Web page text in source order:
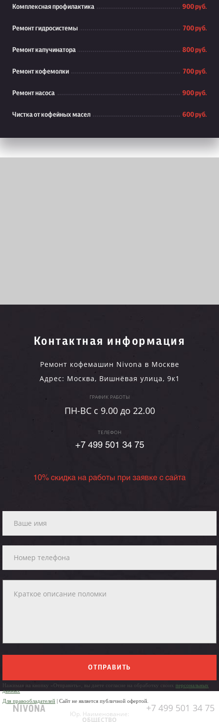
Комплексная профилактика 900 руб.
Ремонт гидросистемы 700 руб.
Ремонт капучинатора 800 руб.
Ремонт кофемолки 700 руб.
Ремонт насоса 900 руб.
Чистка от кофейных масел 600 руб.
Контактная информация
Ремонт кофемашин Nivona в Москве
Адрес: Москва, Вишнёвая улица, 9к1
ГРАФИК РАБОТЫ
ПН-ВC c 9.00 до 22.00
ТЕЛЕФОН
+7 499 501 34 75
10% скидка на работы при заявке с сайта
ОТПРАВИТЬ
Нажимая на кнопку «Отправить», вы даете согласие на обработку своих персональных
данных
Для правообладателей | Сайт не является публичной офертой.
+7 499 501 34 75
Юр. Наименование:
ОБЩЕСТВО